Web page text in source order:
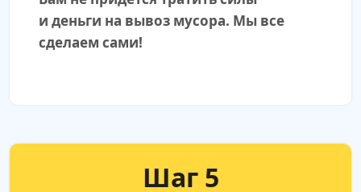
и деньги на вывоз мусора. Мы все
сделаем сами!
Шаг 5